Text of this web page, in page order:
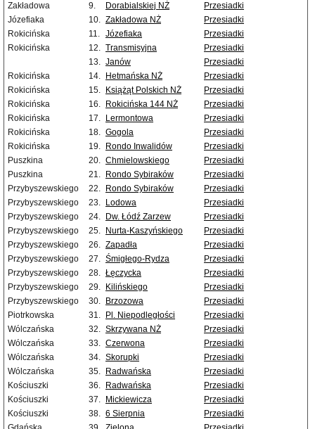
Zakładowa
9. Dorabialskiej NŻ
Przesiadki
Józefiaka
10. Zakładowa NŻ
Przesiadki
Rokicińska
11. Józefiaka
Przesiadki
Rokicińska
12. Transmisyjna
Przesiadki
13. Janów
Przesiadki
Rokicińska
14. Hetmańska NŻ
Przesiadki
Rokicińska
15. Książąt Polskich NŻ
Przesiadki
Rokicińska
16. Rokicińska 144 NŻ
Przesiadki
Rokicińska
17. Lermontowa
Przesiadki
Rokicińska
18. Gogola
Przesiadki
Rokicińska
19. Rondo Inwalidów
Przesiadki
Puszkina
20. Chmielowskiego
Przesiadki
Puszkina
21. Rondo Sybiraków
Przesiadki
Przybyszewskiego
22. Rondo Sybiraków
Przesiadki
Przybyszewskiego
23. Lodowa
Przesiadki
Przybyszewskiego
24. Dw. Łódź Zarzew
Przesiadki
Przybyszewskiego
25. Nurta-Kaszyńskiego
Przesiadki
Przybyszewskiego
26. Zapadła
Przesiadki
Przybyszewskiego
27. Śmigłego-Rydza
Przesiadki
Przybyszewskiego
28. Łęczycka
Przesiadki
Przybyszewskiego
29. Kilińskiego
Przesiadki
Przybyszewskiego
30. Brzozowa
Przesiadki
Piotrkowska
31. Pl. Niepodległości
Przesiadki
Wólczańska
32. Skrzywana NŻ
Przesiadki
Wólczańska
33. Czerwona
Przesiadki
Wólczańska
34. Skorupki
Przesiadki
Wólczańska
35. Radwańska
Przesiadki
Kościuszki
36. Radwańska
Przesiadki
Kościuszki
37. Mickiewicza
Przesiadki
Kościuszki
38. 6 Sierpnia
Przesiadki